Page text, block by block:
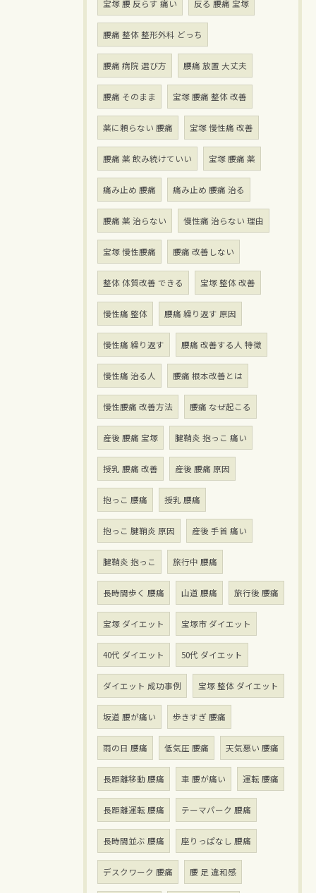
宝塚 腰 反らす 痛い 反る 腰痛 宝塚
腰痛 整体 整形外科 どっち
腰痛 病院 選び方 腰痛 放置 大丈夫
腰痛 そのまま 宝塚 腰痛 整体 改善
薬に頼らない 腰痛 宝塚 慢性痛 改善
腰痛 薬 飲み続けていい 宝塚 腰痛 薬
痛み止め 腰痛 痛み止め 腰痛 治る
腰痛 薬 治らない 慢性痛 治らない 理由
宝塚 慢性腰痛 腰痛 改善しない
整体 体質改善 できる 宝塚 整体 改善
慢性痛 整体 腰痛 繰り返す 原因
慢性痛 繰り返す 腰痛 改善する人 特徴
慢性痛 治る人 腰痛 根本改善とは
慢性腰痛 改善方法 腰痛 なぜ起こる
産後 腰痛 宝塚 腱鞘炎 抱っこ 痛い
授乳 腰痛 改善 産後 腰痛 原因
抱っこ 腰痛 授乳 腰痛
抱っこ 腱鞘炎 原因 産後 手首 痛い
腱鞘炎 抱っこ 旅行中 腰痛
長時間歩く 腰痛 山道 腰痛 旅行後 腰痛
宝塚 ダイエット 宝塚市 ダイエット
40代 ダイエット 50代 ダイエット
ダイエット 成功事例 宝塚 整体 ダイエット
坂道 腰が痛い 歩きすぎ 腰痛
雨の日 腰痛 低気圧 腰痛 天気悪い 腰痛
長距離移動 腰痛 車 腰が痛い 運転 腰痛
長距離運転 腰痛 テーマパーク 腰痛
長時間並ぶ 腰痛 座りっぱなし 腰痛
デスクワーク 腰痛 腰 足 違和感